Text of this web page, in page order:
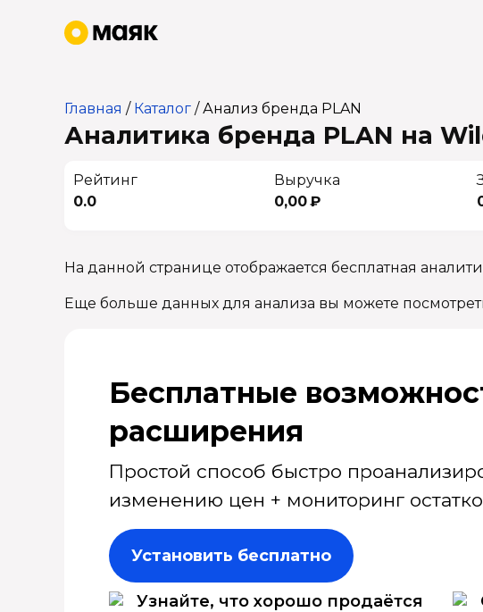
Главная / Каталог /Анализ бренда PLAN
Аналитика бренда PLAN на
Рейтинг
0.0
Выручка
0,00 ₽
На данной странице отображается бесплатная
Еще больше данных для анализа вы можете
Бесплатные
расширения
Простой способ быстро
изменению цен + мониторинг
Установить бесплатно
Узнайте, что хорошо продаётся